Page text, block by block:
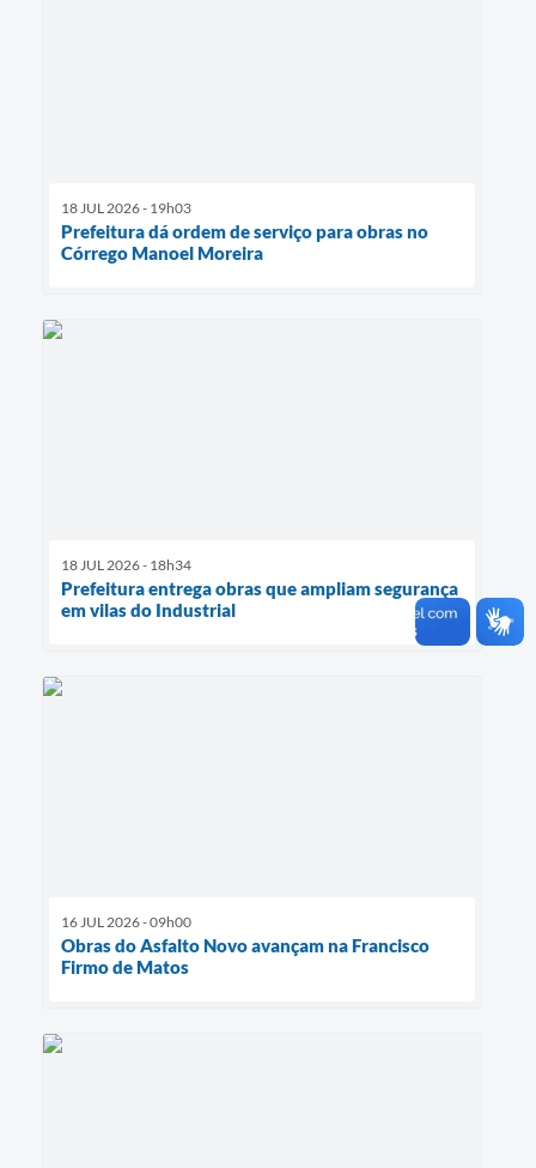
18 JUL 2026 - 19h03
Prefeitura dá ordem de serviço para obras no
Córrego Manoel Moreira
18 JUL 2026 - 18h34
Prefeitura entrega obras que ampliam segurança
em vilas do Industrial
16 JUL 2026 - 09h00
Obras do Asfalto Novo avançam na Francisco
Firmo de Matos